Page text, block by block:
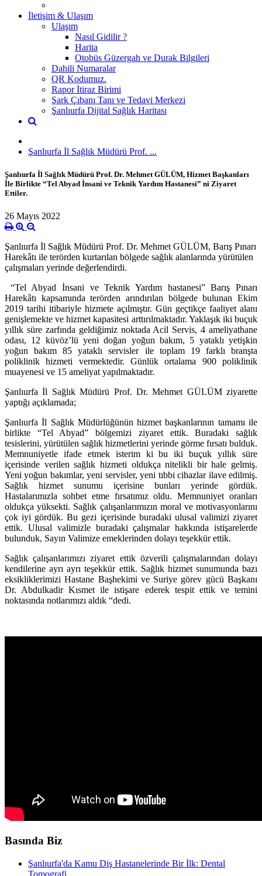
İletişim & Ulaşım
Ulaşım
Nasıl Gidilir ?
Harita
Otobüs Güzergah ve Durak Bilgileri
Dahili Numaralar
QR Kodumuz.
Rapor İtiraz Birimi
Şark Çıbanı Tanı ve Tedavi Merkezi
Şanlıurfa Dijital Sağlık Haritası
Şanlıurfa İl Sağlık Müdürü Prof. ...
Şanlıurfa İl Sağlık Müdürü Prof. Dr. Mehmet GÜLÜM, Hizmet Başkanları
İle Birlikte “Tel Abyad İnsani ve Teknik Yardım Hastanesi” ni Ziyaret
Ettiler.
26 Mayıs 2022
Şanlıurfa İl Sağlık Müdürü Prof. Dr. Mehmet GÜLÜM, Barış Pınarı
Harekâtı ile terörden kurtarılan bölgede sağlık alanlarında yürütülen
çalışmaları yerinde değerlendirdi.
“Tel Abyad İnsani ve Teknik Yardım hastanesi” Barış Pınarı
Harekâtı kapsamında terörden arındırılan bölgede bulunan Ekim
2019 tarihi itibariyle hizmete açılmıştır. Gün geçtikçe faaliyet alanı
genişlemekte ve hizmet kapasitesi arttırılmaktadır. Yaklaşık iki buçuk
yıllık süre zarfında geldiğimiz noktada Acil Servis, 4 ameliyathane
odası, 12 küvöz’lü yeni doğan yoğun bakım, 5 yataklı yetişkin
yoğun bakım 85 yataklı servisler ile toplam 19 farklı branşta
poliklinik hizmeti vermektedir. Günlük ortalama 900 poliklinik
muayenesi ve 15 ameliyat yapılmaktadır.
Şanlıurfa İl Sağlık Müdürü Prof. Dr. Mehmet GÜLÜM ziyarette
yaptığı açıklamada;
Şanlıurfa İl Sağlık Müdürlüğünün hizmet başkanlarının tamamı ile
birlikte “Tel Abyad” bölgemizi ziyaret ettik. Buradaki sağlık
tesislerini, yürütülen sağlık hizmetlerini yerinde görme fırsatı bulduk.
Memnuniyetle ifade etmek isterim ki bu iki buçuk yıllık süre
içerisinde verilen sağlık hizmeti oldukça nitelikli bir hale gelmiş.
Yeni yoğun bakımlar, yeni servisler, yeni tıbbi cihazlar ilave edilmiş.
Sağlık hizmet sunumu içerisine bunları yerinde gördük.
Hastalarımızla sohbet etme fırsatımız oldu. Memnuniyet oranları
oldukça yüksekti. Sağlık çalışanlarımızın moral ve motivasyonlarını
çok iyi gördük. Bu gezi içerisinde buradaki ulusal valimizi ziyaret
ettik. Ulusal valimizle buradaki çalışmalar hakkında istişarelerde
bulunduk, Sayın Valimize emeklerinden dolayı teşekkür ettik.
Sağlık çalışanlarımızı ziyaret ettik özverili çalışmalarından dolayı
kendilerine ayrı ayrı teşekkür ettik. Sağlık hizmet sunumunda bazı
eksikliklerimizi Hastane Başhekimi ve Suriye görev gücü Başkanı
Dr. Abdulkadir Kısmet ile istişare ederek tespit ettik ve temini
noktasında notlarımızı aldık “dedi.
Basında Biz
Şanlıurfa'da Kamu Diş Hastanelerinde Bir İlk: Dental
Tomografi ...